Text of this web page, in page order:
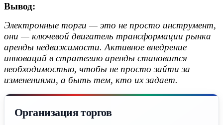
Вывод:
Электронные торги — это не просто инструмент,
они — ключевой двигатель трансформации рынка
аренды недвижимости. Активное внедрение
инноваций в стратегию аренды становится
необходимостью, чтобы не просто зайти за
изменениями, а быть тем, кто их задает.
Организация торгов